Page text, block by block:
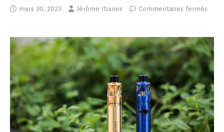
mars 30, 2023 Jérôme Ibanes Commentaires fermés